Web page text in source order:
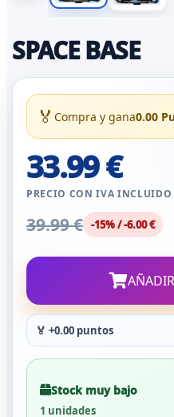
SPACE BASE
🏅 Compra y gana0.00
33.99 €
PRECIO CON IVA INCLUIDO
39.99 € -15% / -6.00 €
🏅 +0.00 puntos
Stock muy bajo
1 unidades